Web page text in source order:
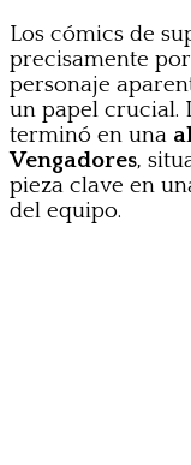
Los cómics de
precisamente
personaje
un papel crucial.
terminó en una
Vengadores,
pieza clave en
del equipo.